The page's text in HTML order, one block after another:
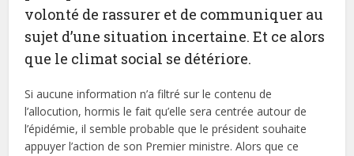
volonté de rassurer et de communiquer au
sujet d’une situation incertaine. Et ce alors
que le climat social se détériore.
Si aucune information n’a filtré sur le contenu de
l’allocution, hormis le fait qu’elle sera centrée autour de
l’épidémie, il semble probable que le président souhaite
appuyer l’action de son Premier ministre. Alors que ce